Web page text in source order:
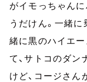
がイモっちゃん
うだけん。一緒に
緒に黒のハイエ
て、サトコのダ
けど、コージさ